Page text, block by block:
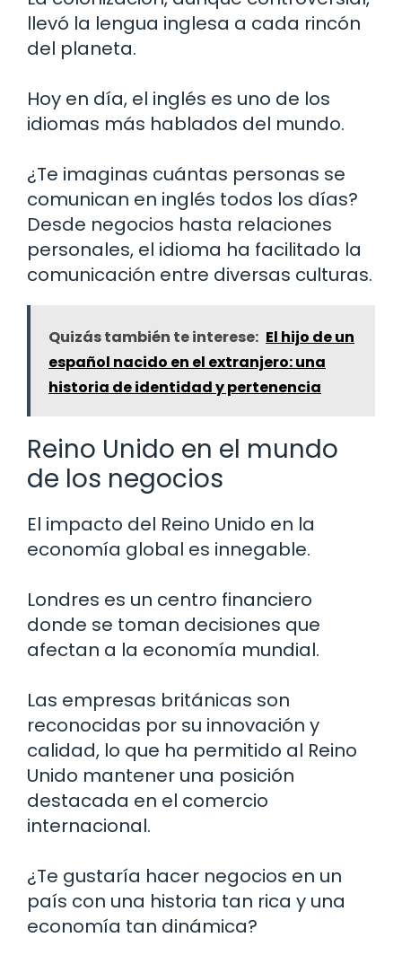
llevó la lengua inglesa a cada rincón
del planeta.
Hoy en día, el inglés es uno de los
idiomas más hablados del mundo.
¿Te imaginas cuántas personas se
comunican en inglés todos los días?
Desde negocios hasta relaciones
personales, el idioma ha facilitado la
comunicación entre diversas culturas.
Quizás también te interese: El hijo de un
español nacido en el extranjero: una
historia de identidad y pertenencia
Reino Unido en el mundo
de los negocios
El impacto del Reino Unido en la
economía global es innegable.
Londres es un centro financiero
donde se toman decisiones que
afectan a la economía mundial.
Las empresas británicas son
reconocidas por su innovación y
calidad, lo que ha permitido al Reino
Unido mantener una posición
destacada en el comercio
internacional.
¿Te gustaría hacer negocios en un
país con una historia tan rica y una
economía tan dinámica?